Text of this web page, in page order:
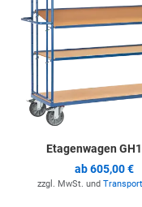
Etagenwagen
ab605,00 €
zzgl. MwSt. und